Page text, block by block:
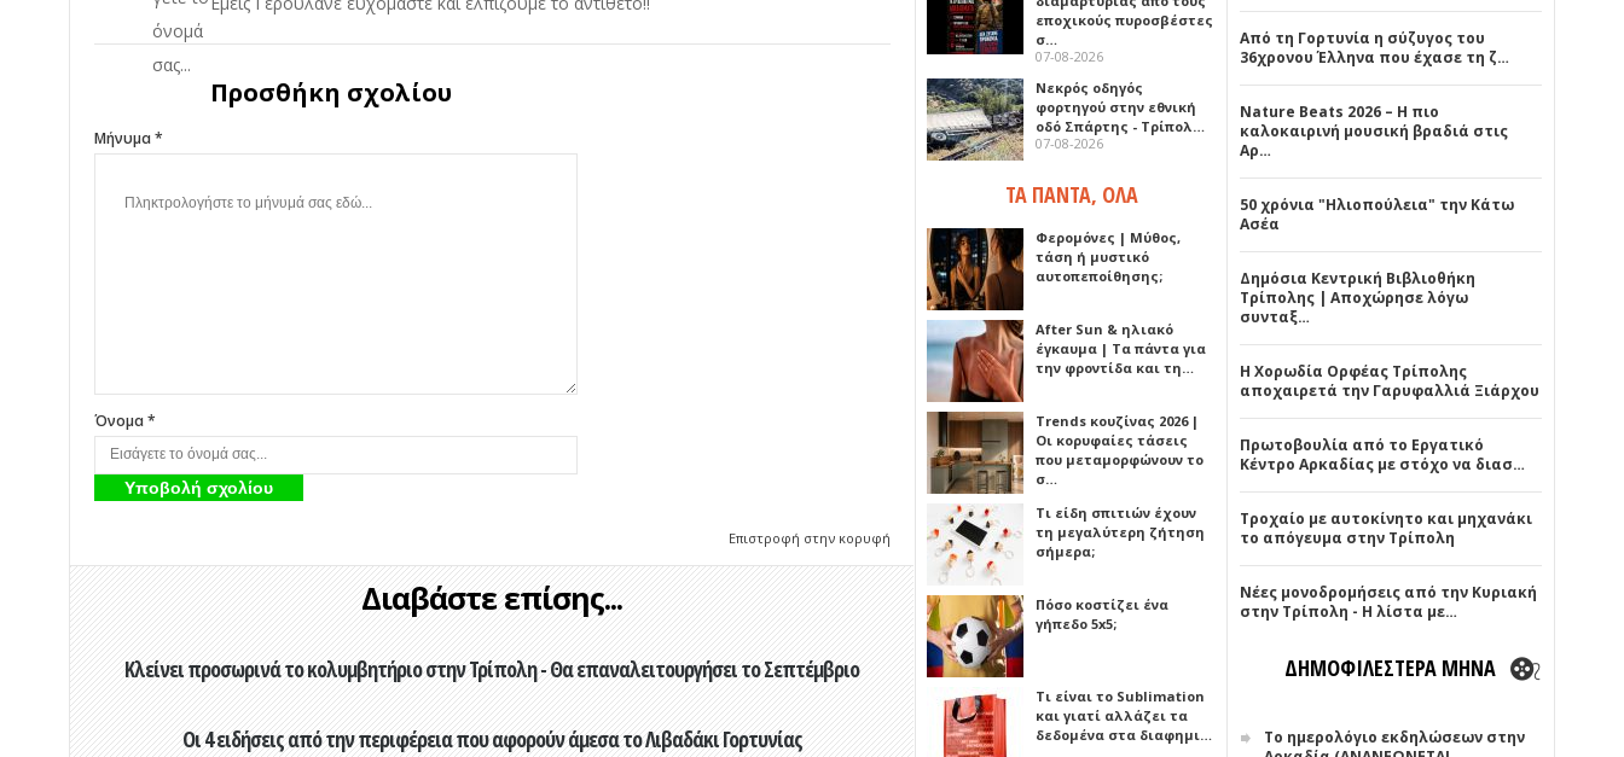
Προσθήκη σχολίου
Μήνυμα *
Όνομα *
Επιστροφή στην κορυφή
Διαβάστε επίσης...
Κλείνει προσωρινά το κολυμβητήριο στην Τρίπολη - Θα επαναλειτουργήσει το Σεπτέμβριο
Οι 4 ειδήσεις από την περιφέρεια που αφορούν άμεσα το Λιβαδάκι Γορτυνίας
εποχικούς πυροσβέστες
σ…
07-08-2026
Νεκρός οδηγός
φορτηγού στην εθνική
οδό Σπάρτης - Τρίπολ…
07-08-2026
ΤΑ ΠΑΝΤΑ, ΟΛΑ
Φερομόνες | Μύθος,
τάση ή μυστικό
αυτοπεποίθησης;
After Sun & ηλιακό
έγκαυμα | Τα πάντα για
την φροντίδα και τη…
Trends κουζίνας 2026 |
Οι κορυφαίες τάσεις
που μεταμορφώνουν το
σ…
Τι είδη σπιτιών έχουν
τη μεγαλύτερη ζήτηση
σήμερα;
Πόσο κοστίζει ένα
γήπεδο 5x5;
Τι είναι το Sublimation
και γιατί αλλάζει τα
δεδομένα στα διαφημι…
Από τη Γορτυνία η σύζυγος του
36χρονου Έλληνα που έχασε τη ζ…
Nature Beats 2026 – Η πιο
καλοκαιρινή μουσική βραδιά στις
Αρ…
50 χρόνια "Ηλιοπούλεια" την Κάτω
Ασέα
Δημόσια Κεντρική Βιβλιοθήκη
Τρίπολης | Αποχώρησε λόγω
συνταξ…
Η Χορωδία Ορφέας Τρίπολης
αποχαιρετά την Γαρυφαλλιά Ξιάρχου
Πρωτοβουλία από το Εργατικό
Κέντρο Αρκαδίας με στόχο να διασ…
Τροχαίο με αυτοκίνητο και μηχανάκι
το απόγευμα στην Τρίπολη
Νέες μονοδρομήσεις από την Κυριακή
στην Τρίπολη - Η λίστα με…
ΔΗΜΟΦΙΛΕΣΤΕΡΑ ΜΗΝΑ
Το ημερολόγιο εκδηλώσεων στην